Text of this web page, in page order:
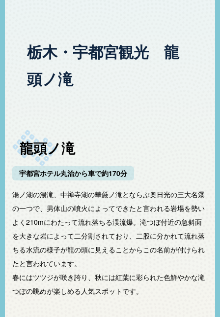
栃木・宇都宮観光 龍
頭ノ滝
龍頭ノ滝
宇都宮ホテル丸治から車で約170分
湯ノ湖の湯滝、中禅寺湖の華厳ノ滝とならぶ奥日光の三大名瀑
の一つで、男体山の噴火によってできたと言われる岩場を勢い
よく 210mにわたって流れ落ちる渓流爆。滝つぼ付近の急斜面
を大きな岩によって二分割されており、二股に分かれて流れ落
ちる水流の様子が龍の頭に見えることからこの名前が付けられ
たと言われています。
春にはツツジが咲き誇り、秋には紅葉に彩られた色鮮やかな滝
つぼの眺めが楽しめる人気スポットです。